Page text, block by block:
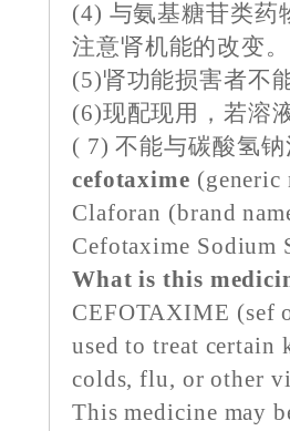
(4) 与氨基糖苷类药
注意肾机能的改变。
(5)肾功能损害者不
(6)现配现用，若溶
( 7) 不能与碳酸氢
cefotaxime (generic
Claforan (brand
Cefotaxime
What is this
CEFOTAXIME (sef
used to treat
colds, flu, or other
This medicine may